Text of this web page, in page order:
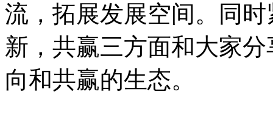
流，拓展发展空间。同
新，共赢三方面和大家
向和共赢的生态。